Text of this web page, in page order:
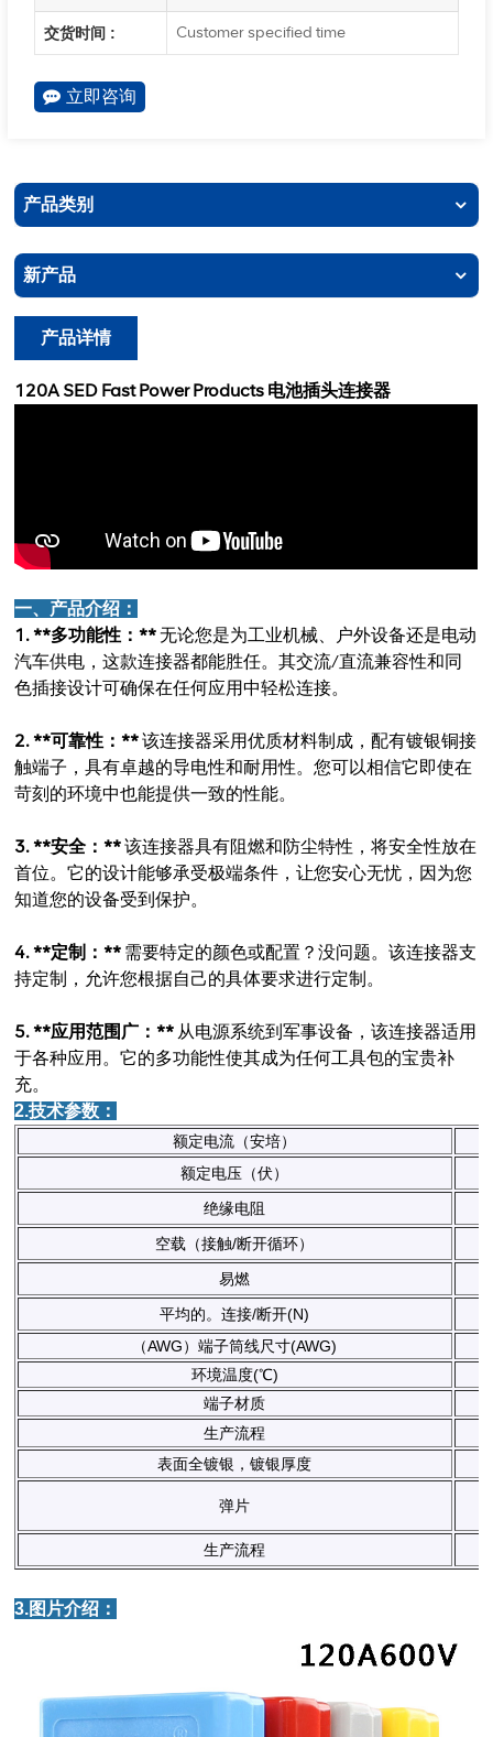
交货时间 : Customer specified time
立即咨询
产品类别
新产品
产品详情
120A SED Fast Power Products 电池插头连接器
一、产品介绍：
1. **多功能性：**无论您是为工业机械、户外设备还是电动
汽车供电，这款连接器都能胜任。其交流/直流兼容性和同
色插接设计可确保在任何应用中轻松连接。
2. **可靠性：**该连接器采用优质材料制成，配有镀银铜接
触端子，具有卓越的导电性和耐用性。您可以相信它即使在
苛刻的环境中也能提供一致的性能。
3. **安全：**该连接器具有阻燃和防尘特性，将安全性放在
首位。它的设计能够承受极端条件，让您安心无忧，因为您
知道您的设备受到保护。
4. **定制：** 需要特定的颜色或配置？没问题。该连接器支
持定制，允许您根据自己的具体要求进行定制。
5. **应用范围广：** 从电源系统到军事设备，该连接器适用
于各种应用。它的多功能性使其成为任何工具包的宝贵补
充。
2.技术参数：
额定电流（安培）
额定电压（伏）
绝缘电阻
空载（接触/断开循环）
易燃
平均的。连接/断开(N)
（AWG）端子筒线尺寸(AWG)
环境温度(℃)
端子材质
生产流程
表面全镀银，镀银厚度
弹片
生产流程
3.图片介绍：